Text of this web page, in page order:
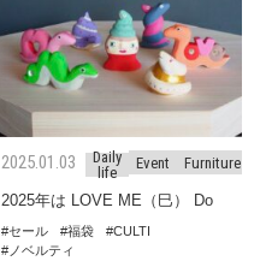
2025.01.03
Daily
life
Event Furniture
2025年は LOVE ME（巳） Do
セール 福袋
CULTI
ノベルティ